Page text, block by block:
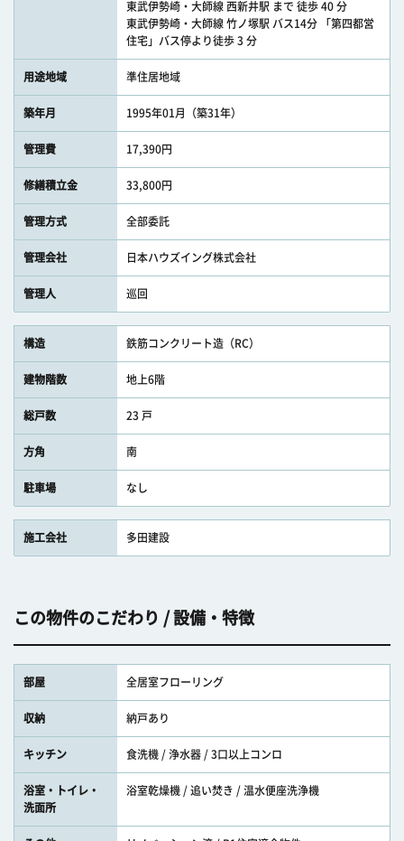
東武伊勢崎・大師線 西新井駅 まで 徒歩 40 分
東武伊勢崎・大師線 竹ノ塚駅 バス14分 「第四都営
住宅」バス停より徒歩 3 分
用途地域 準住居地域
築年月 1995年01月（築31年）
管理費 17,390円
修繕積立金 33,800円
管理方式 全部委託
管理会社 日本ハウズイング株式会社
管理人 巡回
構造 鉄筋コンクリート造（RC）
建物階数 地上6階
総戸数 23 戸
方角 南
駐車場 なし
施工会社 多田建設
この物件のこだわり / 設備・特徴
部屋 全居室フローリング
収納 納戸あり
キッチン 食洗機 / 浄水器 / 3口以上コンロ
浴室・トイレ・
洗面所
浴室乾燥機 / 追い焚き / 温水便座洗浄機